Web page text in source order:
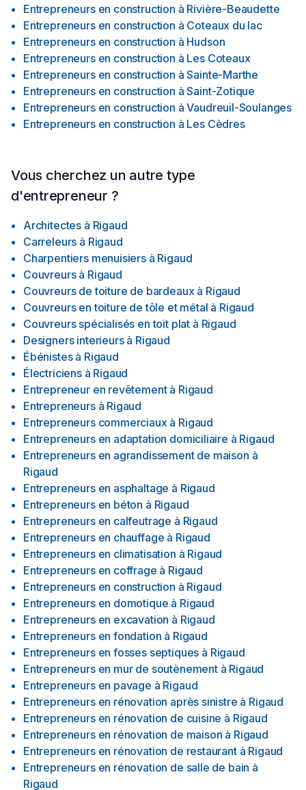
Entrepreneurs en construction à Rivière-Beaudette
Entrepreneurs en construction à Coteaux du lac
Entrepreneurs en construction à Hudson
Entrepreneurs en construction à Les Coteaux
Entrepreneurs en construction à Sainte-Marthe
Entrepreneurs en construction à Saint-Zotique
Entrepreneurs en construction à Vaudreuil-Soulanges
Entrepreneurs en construction à Les Cèdres
Vous cherchez un autre type
d'entrepreneur ?
Architectes à Rigaud
Carreleurs à Rigaud
Charpentiers menuisiers à Rigaud
Couvreurs à Rigaud
Couvreurs de toiture de bardeaux à Rigaud
Couvreurs en toiture de tôle et métal à Rigaud
Couvreurs spécialisés en toit plat à Rigaud
Designers interieurs à Rigaud
Ébénistes à Rigaud
Électriciens à Rigaud
Entrepreneur en revêtement à Rigaud
Entrepreneurs à Rigaud
Entrepreneurs commerciaux à Rigaud
Entrepreneurs en adaptation domiciliaire à Rigaud
Entrepreneurs en agrandissement de maison à
Rigaud
Entrepreneurs en asphaltage à Rigaud
Entrepreneurs en béton à Rigaud
Entrepreneurs en calfeutrage à Rigaud
Entrepreneurs en chauffage à Rigaud
Entrepreneurs en climatisation à Rigaud
Entrepreneurs en coffrage à Rigaud
Entrepreneurs en construction à Rigaud
Entrepreneurs en domotique à Rigaud
Entrepreneurs en excavation à Rigaud
Entrepreneurs en fondation à Rigaud
Entrepreneurs en fosses septiques à Rigaud
Entrepreneurs en mur de soutènement à Rigaud
Entrepreneurs en pavage à Rigaud
Entrepreneurs en rénovation après sinistre à Rigaud
Entrepreneurs en rénovation de cuisine à Rigaud
Entrepreneurs en rénovation de maison à Rigaud
Entrepreneurs en rénovation de restaurant à Rigaud
Entrepreneurs en rénovation de salle de bain à
Rigaud